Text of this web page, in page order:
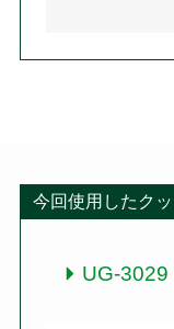
今回使用したク
UG-3029